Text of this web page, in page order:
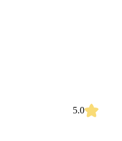
5.0